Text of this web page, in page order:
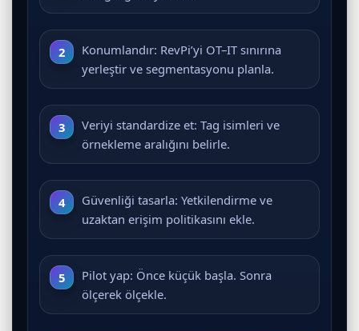
Konumlandır: RevPi’yi OT–IT sınırına
yerleştir ve segmentasyonu planla.
Veriyi standardize et: Tag isimleri ve
örnekleme aralığını belirle.
Güvenliği tasarla: Yetkilendirme ve
uzaktan erişim politikasını ekle.
Pilot yap: Önce küçük başla. Sonra
ölçerek ölçekle.